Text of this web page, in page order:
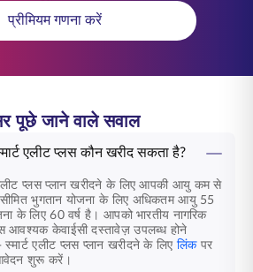
प्रीमियम गणना करें
पूछे जाने वाले सवाल
एलीट प्लस कौन खरीद सकता है?
प्लसप्लान खरीदने के लिए आपकी आयु कम से
सीमित भुगतान योजना के लिए अधिकतम आयु 55
के लिए 60 वर्ष है। आपको भारतीय नागरिक
आवश्यक केवाईसी दस्तावेज़ उपलब्ध होने
एलीट प्लस प्लान खरीदने के लिए लिंकपर
शुरू करें।